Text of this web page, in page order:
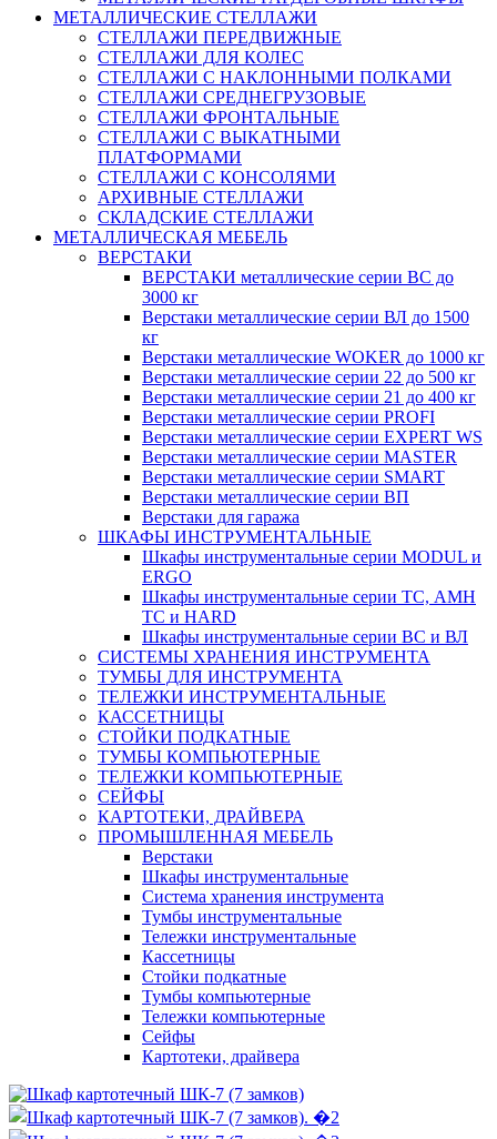
МЕТАЛЛИЧЕСКИЕ СТЕЛЛАЖИ
СТЕЛЛАЖИ ПЕРЕДВИЖНЫЕ
СТЕЛЛАЖИ ДЛЯ КОЛЕС
СТЕЛЛАЖИ С НАКЛОННЫМИ ПОЛКАМИ
СТЕЛЛАЖИ СРЕДНЕГРУЗОВЫЕ
СТЕЛЛАЖИ ФРОНТАЛЬНЫЕ
СТЕЛЛАЖИ С ВЫКАТНЫМИ
ПЛАТФОРМАМИ
СТЕЛЛАЖИ С КОНСОЛЯМИ
АРХИВНЫЕ СТЕЛЛАЖИ
СКЛАДСКИЕ СТЕЛЛАЖИ
МЕТАЛЛИЧЕСКАЯ МЕБЕЛЬ
ВЕРСТАКИ
ВЕРСТАКИ металлические серии ВС до
3000 кг
Верстаки металлические серии ВЛ до 1500
кг
Верстаки металлические WOKER до 1000 кг
Верстаки металлические серии 22 до 500 кг
Верстаки металлические серии 21 до 400 кг
Верстаки металлические серии PROFI
Верстаки металлические серии EXPERT WS
Верстаки металлические серии MASTER
Верстаки металлические серии SMART
Верстаки металлические серии ВП
Верстаки для гаража
ШКАФЫ ИНСТРУМЕНТАЛЬНЫЕ
Шкафы инструментальные серии MODUL и
ERGO
Шкафы инструментальные серии ТС, АМН
ТС и HARD
Шкафы инструментальные серии ВС и ВЛ
СИСТЕМЫ ХРАНЕНИЯ ИНСТРУМЕНТА
ТУМБЫ ДЛЯ ИНСТРУМЕНТА
ТЕЛЕЖКИ ИНСТРУМЕНТАЛЬНЫЕ
КАССЕТНИЦЫ
СТОЙКИ ПОДКАТНЫЕ
ТУМБЫ КОМПЬЮТЕРНЫЕ
ТЕЛЕЖКИ КОМПЬЮТЕРНЫЕ
СЕЙФЫ
КАРТОТЕКИ, ДРАЙВЕРА
ПРОМЫШЛЕННАЯ МЕБЕЛЬ
Верстаки
Шкафы инструментальные
Система хранения инструмента
Тумбы инструментальные
Тележки инструментальные
Кассетницы
Стойки подкатные
Тумбы компьютерные
Тележки компьютерные
Сейфы
Картотеки, драйвера